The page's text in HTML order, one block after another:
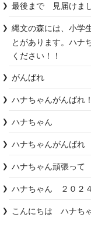
最後まで　見届けま
縄文の森には、小学
とがあります。ハナ
ください！！
がんばれ
ハナちゃんがんばれ！
ハナちゃん
ハナちゃんがんばれ
ハナちゃん頑張って
ハナちゃん　２０２
こんにちは　ハナち